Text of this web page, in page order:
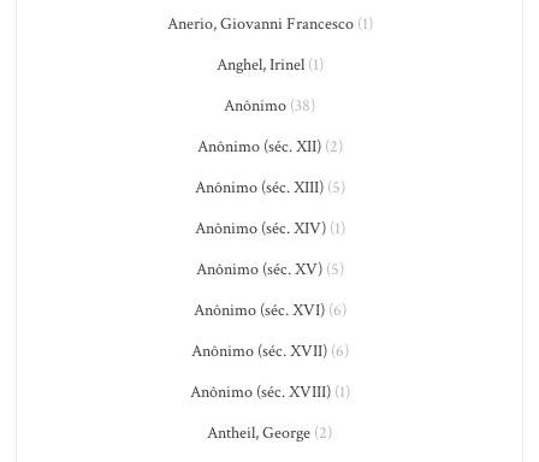
Anerio, Giovanni Francesco(1)
Anghel, Irinel(1)
Anônimo (38)
Anônimo (séc. XII)(2)
Anônimo (séc. XIII)(5)
Anônimo (séc. XIV)(1)
Anônimo (séc. XV)(5)
Anônimo (séc. XVI)(6)
Anônimo (séc. XVII)(6)
Anônimo (séc. XVIII)(1)
Antheil, George (2)